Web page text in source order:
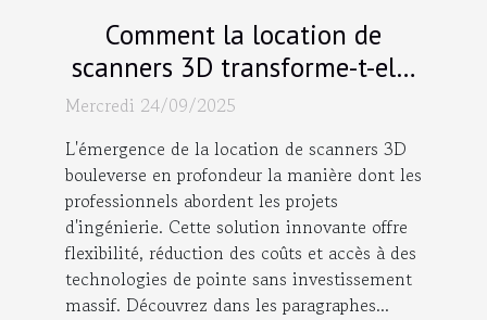
Comment la location de
scanners 3D transforme-t-elle
les projets d'ingénierie ?
Mercredi 24/09/2025
L'émergence de la location de scanners 3D
bouleverse en profondeur la manière dont les
professionnels abordent les projets
d'ingénierie. Cette solution innovante offre
flexibilité, réduction des coûts et accès à des
technologies de pointe sans investissement
massif. Découvrez dans les paragraphes...